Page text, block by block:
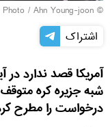
© AP Photo / Ahn Young-joon
اشتراک
آمریکا قصد ندارد
شبه جزیره کره
درخواست را مطرح